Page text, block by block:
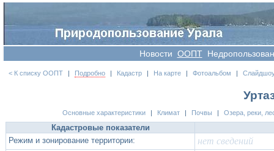
Новости OOПT
< К списку ООПТ | Подробно | Кадастр | На карте | Фотоальбом |
Основные характеристики Климат Почвы Озера, реки,
Кадастровые показатели
Режим и зонирование территории:
нет сведений